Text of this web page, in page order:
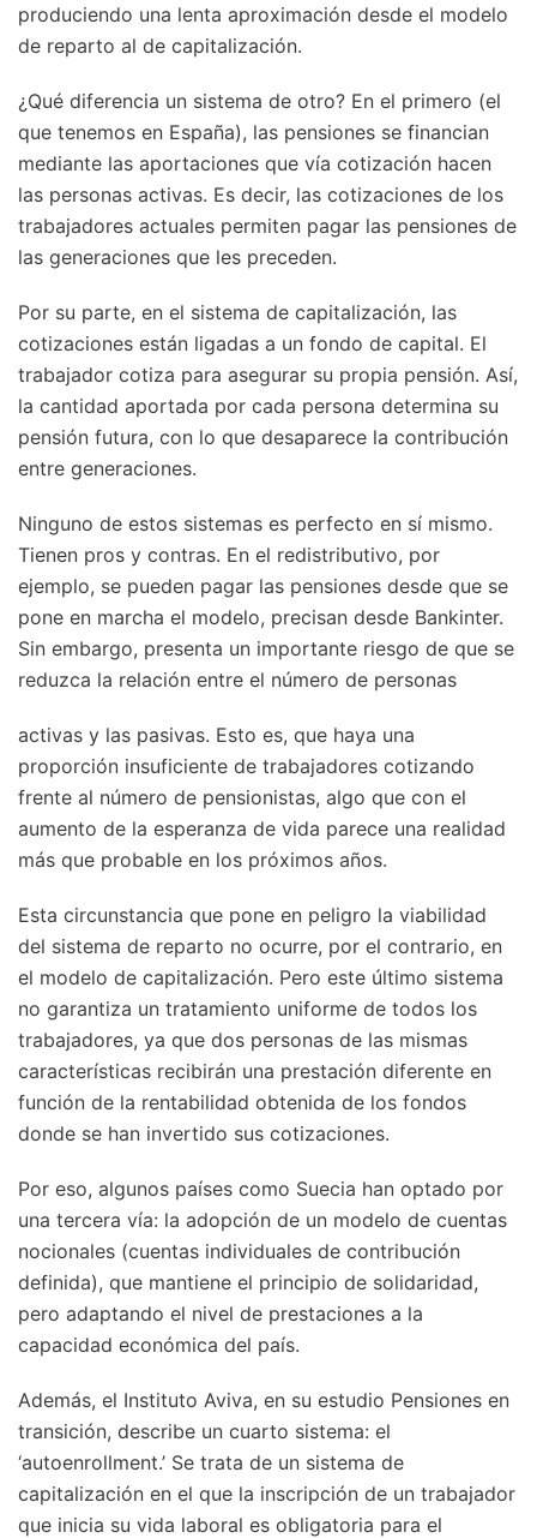
produciendo una lenta aproximación desde el modelo
de reparto al de capitalización.
¿Qué diferencia un sistema de otro? En el primero (el
que tenemos en España), las pensiones se financian
mediante las aportaciones que vía cotización hacen
las personas activas. Es decir, las cotizaciones de los
trabajadores actuales permiten pagar las pensiones de
las generaciones que les preceden.
Por su parte, en el sistema de capitalización, las
cotizaciones están ligadas a un fondo de capital. El
trabajador cotiza para asegurar su propia pensión. Así,
la cantidad aportada por cada persona determina su
pensión futura, con lo que desaparece la contribución
entre generaciones.
Ninguno de estos sistemas es perfecto en sí mismo.
Tienen pros y contras. En el redistributivo, por
ejemplo, se pueden pagar las pensiones desde que se
pone en marcha el modelo, precisan desde Bankinter.
Sin embargo, presenta un importante riesgo de que se
reduzca la relación entre el número de personas
activas y las pasivas. Esto es, que haya una
proporción insuficiente de trabajadores cotizando
frente al número de pensionistas, algo que con el
aumento de la esperanza de vida parece una realidad
más que probable en los próximos años.
Esta circunstancia que pone en peligro la viabilidad
del sistema de reparto no ocurre, por el contrario, en
el modelo de capitalización. Pero este último sistema
no garantiza un tratamiento uniforme de todos los
trabajadores, ya que dos personas de las mismas
características recibirán una prestación diferente en
función de la rentabilidad obtenida de los fondos
donde se han invertido sus cotizaciones.
Por eso, algunos países como Suecia han optado por
una tercera vía: la adopción de un modelo de cuentas
nocionales (cuentas individuales de contribución
definida), que mantiene el principio de solidaridad,
pero adaptando el nivel de prestaciones a la
capacidad económica del país.
Además, el Instituto Aviva, en su estudio Pensiones en
transición, describe un cuarto sistema: el
‘autoenrollment.’ Se trata de un sistema de
capitalización en el que la inscripción de un trabajador
que inicia su vida laboral es obligatoria para el